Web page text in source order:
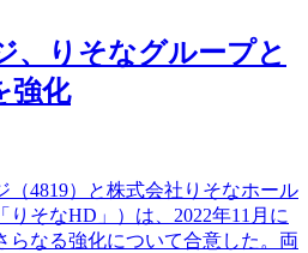
、りそなグループと
強化
（4819）と株式会社りそなホール
りそなHD」）は、2022年11月に
らなる強化について合意した。両